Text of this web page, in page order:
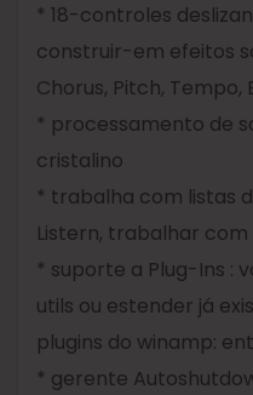
* 18-controles
construir-em efeitos
Chorus, Pitch, Tempo,
* processamento de
cristalino
* trabalha com listas
Listern, trabalhar
* suporte a Plug-Ins :
utils ou estender já
plugins do winamp:
* gerente